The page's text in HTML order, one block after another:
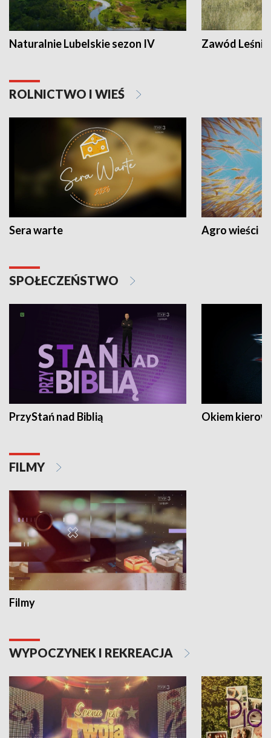
Naturalnie Lubelskie sezon IV Zawód Leśnik
ROLNICTWO I WIEŚ
Sera warte Agro wieści
SPOŁECZEŃSTWO
PrzyStań nad Biblią Okiem
FILMY
Filmy
WYPOCZYNEK I REKREACJA